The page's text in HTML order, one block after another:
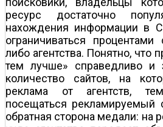
ресурс достаточно
нахождения информации в
ограничиваться
либо агентства. Понятно, что
тем лучше» справедливо и
количество сайтов, на
реклама от агентств,
посещаться рекламируемый
обратная сторона медали: на